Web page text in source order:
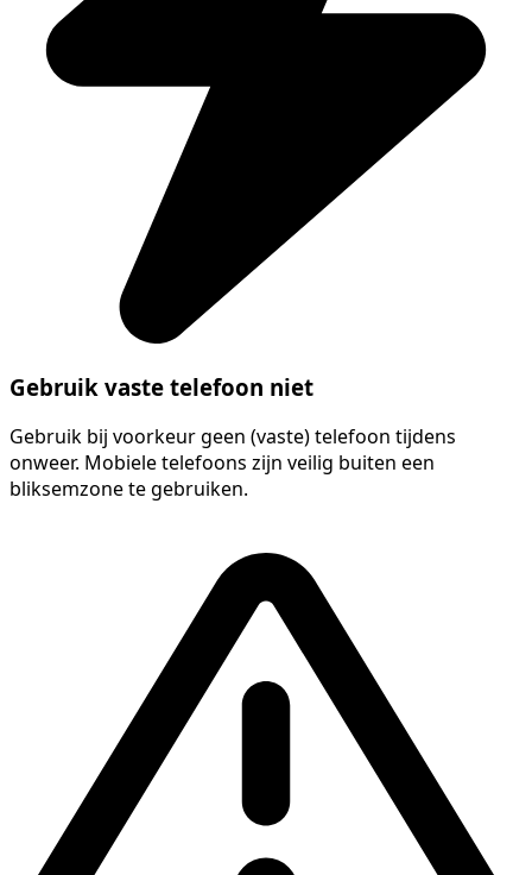
Gebruik vaste telefoon niet
Gebruik bij voorkeur geen (vaste) telefoon tijdens
onweer. Mobiele telefoons zijn veilig buiten een
bliksemzone te gebruiken.